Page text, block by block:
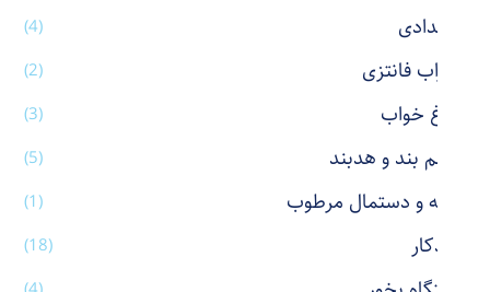
جامدادی (4)
جوراب فانتزی (2)
چراغ خواب (3)
چشم بند و هدبند (5)
حوله و دستمال مرطوب (1)
خودکار (18)